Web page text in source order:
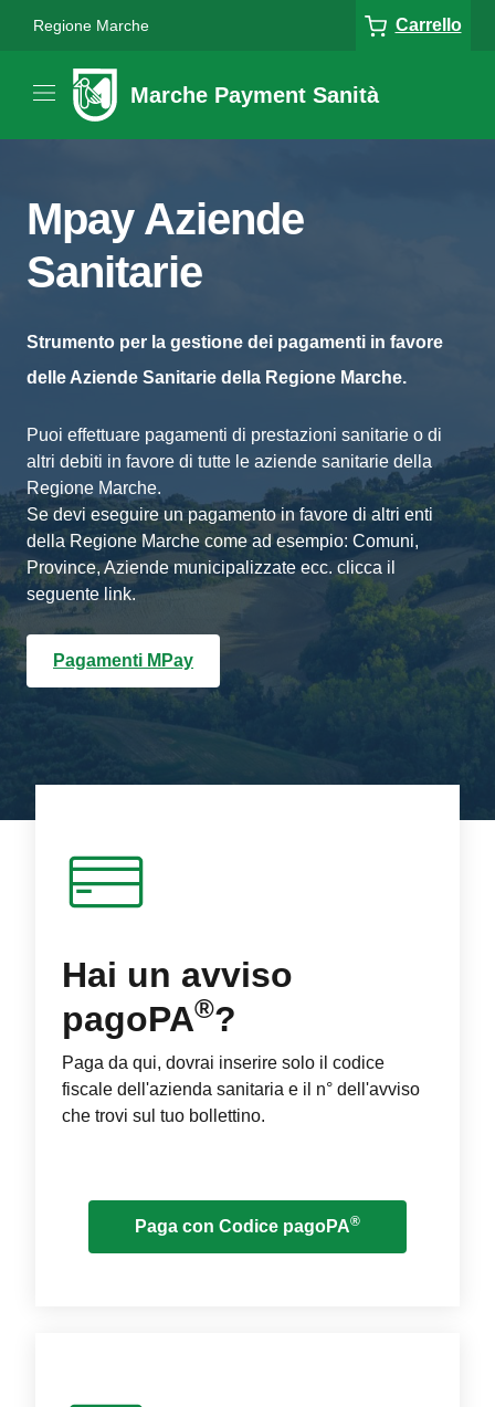
Regione Marche Carrello
Marche Payment Sanità
Mpay Aziende
Sanitarie
Strumento per la gestione dei pagamenti in favore
delle Aziende Sanitarie della Regione Marche.
Puoi effettuare pagamenti di prestazioni sanitarie o di
altri debiti in favore di tutte le aziende sanitarie della
Regione Marche.
Se devi eseguire un pagamento in favore di altri enti
della Regione Marche come ad esempio: Comuni,
Province, Aziende municipalizzate ecc. clicca il
seguente link.
Pagamenti MPay
Hai un avviso
pagoPA®?
Paga da qui, dovrai inserire solo il codice
fiscale dell'azienda sanitaria e il n° dell'avviso
che trovi sul tuo bollettino.
Paga con Codice pagoPA®